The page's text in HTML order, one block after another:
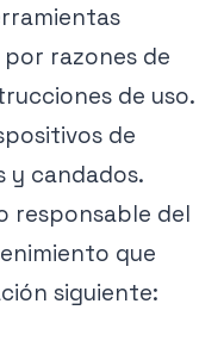
razones de
de uso.
de
y candados.
responsable del
que
siguiente: